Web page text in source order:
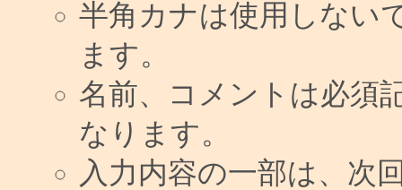
半角カナは使用しない
ます。
名前、コメントは必須
なります。
入力内容の一部は、次